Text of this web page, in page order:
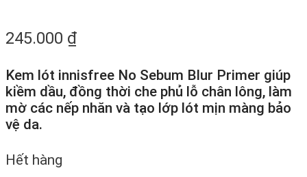
245.000 ₫
Kem lót innisfree No Sebum Blur Primer giúp
kiềm dầu, đồng thời che phủ lỗ chân lông, làm
mờ các nếp nhăn và tạo lớp lót mịn màng bảo
vệ da.
Hết hàng